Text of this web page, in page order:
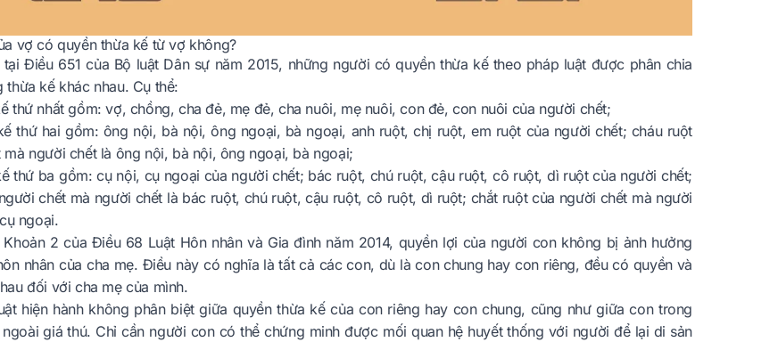
vợ có quyền thừa kế từ vợ không?
Điều 651 của Bộ luật Dân sự năm 2015, những người có quyền thừa kế theo pháp luật được phân chia
thừa kế khác nhau. Cụ thể:
thứ nhất gồm: vợ, chồng, cha đẻ, mẹ đẻ, cha nuôi, mẹ nuôi, con đẻ, con nuôi của người chết;
thứ hai gồm: ông nội, bà nội, ông ngoại, bà ngoại, anh ruột, chị ruột, em ruột của người chết; cháu ruột
người chết là ông nội, bà nội, ông ngoại, bà ngoại;
thứ ba gồm: cụ nội, cụ ngoại của người chết; bác ruột, chú ruột, cậu ruột, cô ruột, dì ruột của người chết;
chết mà người chết là bác ruột, chú ruột, cậu ruột, cô ruột, dì ruột; chắt ruột của người chết mà người
ngoại.
2 của Điều 68 Luật Hôn nhân và Gia đình năm 2014, quyền lợi của người con không bị ảnh hưởng
nhân của cha mẹ. Điều này có nghĩa là tất cả các con, dù là con chung hay con riêng, đều có quyền và
đối với cha mẹ của mình.
hiện hành không phân biệt giữa quyền thừa kế của con riêng hay con chung, cũng như giữa con trong
giá thú. Chỉ cần người con có thể chứng minh được mối quan hệ huyết thống với người để lại di sản